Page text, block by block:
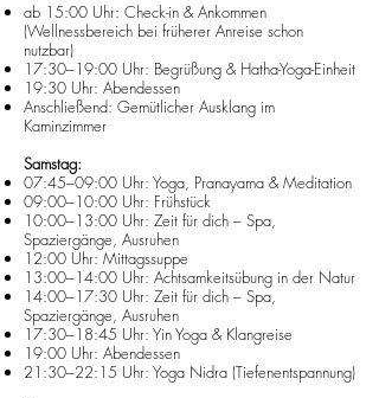
ab 15:00 Uhr: Check-in & Ankommen
(Wellnessbereich bei früherer Anreise schon
nutzbar)
17:30–19:00 Uhr: Begrüßung & Hatha-Yoga-Einheit
19:30 Uhr: Abendessen
Anschließend: Gemütlicher Ausklang im
Kaminzimmer
Samstag:
07:45–09:00 Uhr: Yoga, Pranayama & Meditation
09:00–10:00 Uhr: Frühstück
10:00–13:00 Uhr: Zeit für dich – Spa,
Spaziergänge, Ausruhen
12:00 Uhr: Mittagssuppe
13:00–14:00 Uhr: Achtsamkeitsübung in der Natur
14:00–17:30 Uhr: Zeit für dich – Spa,
Spaziergänge, Ausruhen
17:30–18:45 Uhr: Yin Yoga & Klangreise
19:00 Uhr: Abendessen
21:30–22:15 Uhr: Yoga Nidra (Tiefenentspannung)